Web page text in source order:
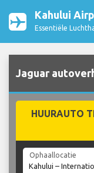
Kahului
Essentiële
Jaguar
HUURAUTO
Ophaallocatie